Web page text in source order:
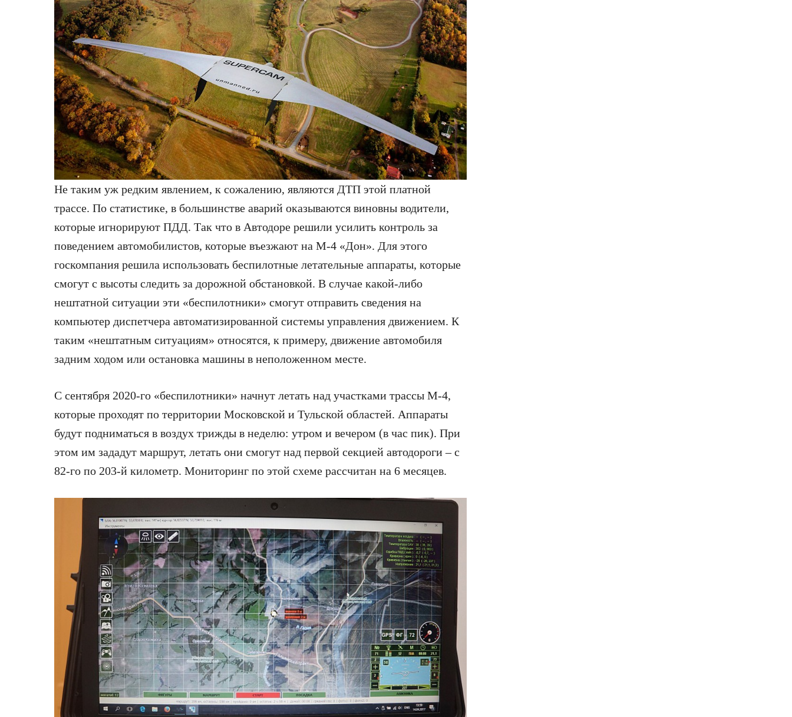
Не таким уж редким явлением, к сожалению, являются ДТП этой платной
трассе. По статистике, в большинстве аварий оказываются виновны водители,
которые игнорируют ПДД. Так что в Автодоре решили усилить контроль за
поведением автомобилистов, которые въезжают на М-4 «Дон». Для этого
госкомпания решила использовать беспилотные летательные аппараты, которые
смогут с высоты следить за дорожной обстановкой. В случае какой-либо
нештатной ситуации эти «беспилотники» смогут отправить сведения на
компьютер диспетчера автоматизированной системы управления движением. К
таким «нештатным ситуациям» относятся, к примеру, движение автомобиля
задним ходом или остановка машины в неположенном месте.
С сентября 2020-го «беспилотники» начнут летать над участками трассы М-4,
которые проходят по территории Московской и Тульской областей. Аппараты
будут подниматься в воздух трижды в неделю: утром и вечером (в час пик). При
этом им зададут маршрут, летать они смогут над первой секцией автодороги – с
82-го по 203-й километр. Мониторинг по этой схеме рассчитан на 6 месяцев.